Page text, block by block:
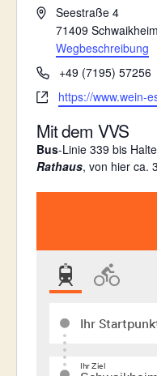
A
e
s
s
Seestraße 4
71409 Schwaikheim
Wegbeschreibung
T
e
l
e
f
o
+49 (7195) 57256
W
b
s
e
https://www.wein-
Mit dem VVS
Bus-Linie 339 bis
Rathaus, von hier ca.